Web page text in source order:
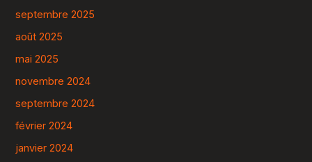
septembre 2025
août 2025
mai 2025
novembre 2024
septembre 2024
février 2024
janvier 2024